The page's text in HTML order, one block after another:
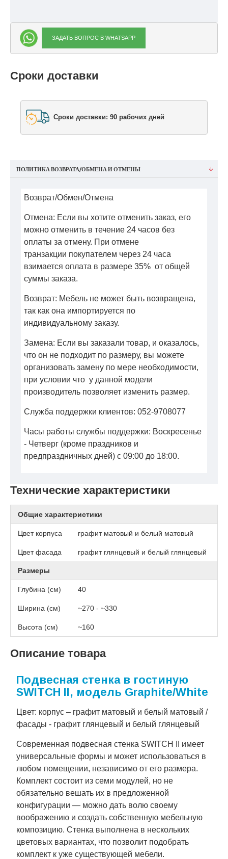
ЗАДАТЬ ВОПРОС В WHATSAPP
Сроки доставки
Сроки доставки: 90 рабочих дней
Технические характеристики
Общие характеристики
Цвет корпуса графит матовый и белый матовый
Цвет фасада графит глянцевый и белый глянцевый
Размеры
Глубина (см) 40
Ширина (см) ~270 - ~330
Высота (см) ~160
Описание товара
Подвесная стенка в гостиную
SWITCH II, модель Graphite/White
Цвет: корпус – графит матовый и белый матовый /
фасады - графит глянцевый и белый глянцевый
Современная подвесная стенка SWITCH II имеет
универсальные формы и может использоваться в
любом помещении, независимо от его размера.
Комплект состоит из семи модулей, но не
обязательно вешать их в предложенной
конфигурации — можно дать волю своему
воображению и создать собственную мебельную
композицию. Стенка выполнена в нескольких
цветовых вариантах, что позволит подобрать
комплект к уже существующей мебели.
ПОЛИТИКА ВОЗВРАТА/ОБМЕНА И ОТМЕНЫ
Возврат/Обмен/Отмена
Отмена: Если вы хотите отменить заказ, его
можно отменить в течение 24 часов без
оплаты за отмену. При отмене
транзакции покупателем через 24 часа
взимается оплата в размере 35% от общей
суммы заказа.
Возврат: Мебель не может быть возвращена,
так как она импортируется по
индивидуальному заказу.
Замена: Если вы заказали товар, и оказалось,
что он не подходит по размеру, вы можете
организовать замену по мере необходимости,
при условии что у данной модели
производитель позволяет изменить размер.
Служба поддержки клиентов: 052-9708077
Часы работы службы поддержки: Воскресенье
- Четверг (кроме праздников и
предпраздничных дней) с 09:00 до 18:00.